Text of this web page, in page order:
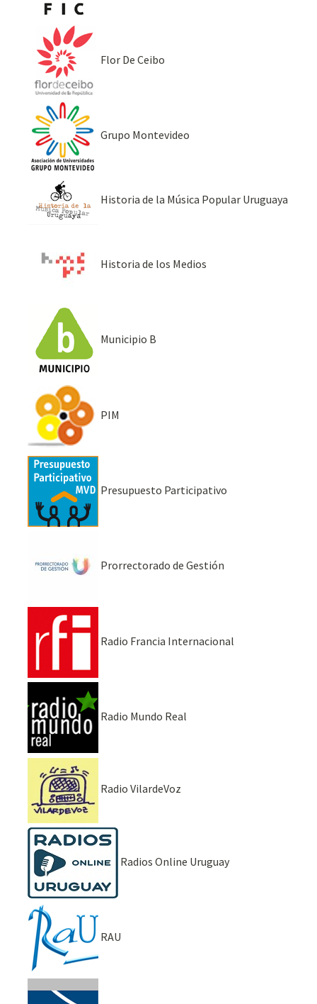
Flor De Ceibo
Grupo Montevideo
Historia de la Música Popular Uruguaya
Historia de los Medios
Municipio B
PIM
Presupuesto Participativo
Prorrectorado de Gestión
Radio Francia Internacional
Radio Mundo Real
Radio VilardeVoz
Radios Online Uruguay
RAU